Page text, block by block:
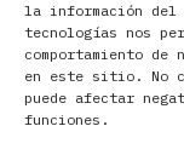
la información del
tecnologías nos
comportamiento
en este sitio. No
puede afectar
funciones.
Filtros